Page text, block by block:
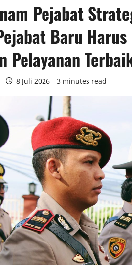
Pejabat
Baru
Pelayanan
8 Juli 2026 3 minutes read